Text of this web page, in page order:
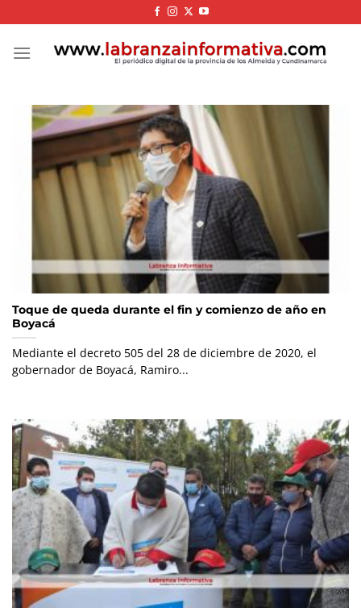
to
content
Toque de queda durante el fin y comienzo de año en
Boyacá
Mediante el decreto 505 del 28 de diciembre de 2020, el
gobernador de Boyacá, Ramiro...